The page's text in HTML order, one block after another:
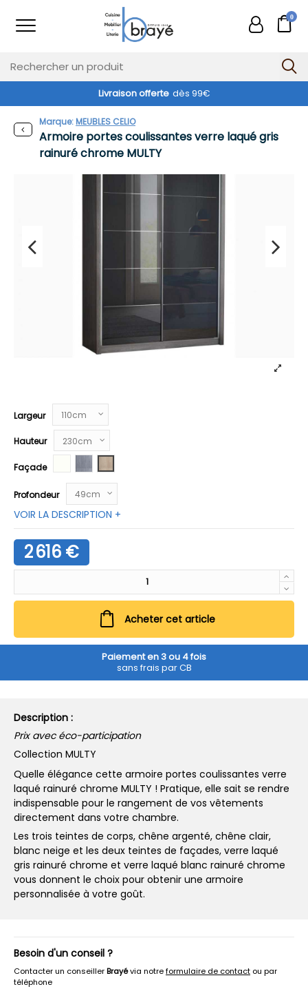
0
Livraison offerte dès 99€
Armoire portes coulissantes verre laqué gris
rainuré chrome MULTY
Marque:MEUBLES CELIO
Largeur
Hauteur
Façade
Profondeur
VOIR LA DESCRIPTION +
2 616 €
Acheter cet article
Paiement en 3 ou 4 fois
sans frais par CB
Description :
Prix avec éco-participation
Collection MULTY
Quelle élégance cette armoire portes coulissantes verre
laqué rainuré chrome MULTY ! Pratique, elle sait se rendre
indispensable pour le rangement de vos vêtements
directement dans votre chambre.
Les trois teintes de corps, chêne argenté, chêne clair,
blanc neige et les deux teintes de façades, verre laqué
gris rainuré chrome et verre laqué blanc rainuré chrome
vous donnent le choix pour obtenir une armoire
personnalisée à votre goût.
Besoin d'un conseil ?
Contacter un conseillerBrayévia notreformulaire de contact ou par
téléphone